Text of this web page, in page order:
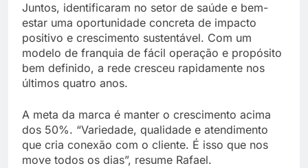
Juntos, identificaram no setor de saúde e bem-
estar uma oportunidade concreta de impacto
positivo e crescimento sustentável. Com um
modelo de franquia de fácil operação e propósito
bem definido, a rede cresceu rapidamente nos
últimos quatro anos.
A meta da marca é manter o crescimento acima
dos 50%. “Variedade, qualidade e atendimento
que cria conexão com o cliente. É isso que nos
move todos os dias”, resume Rafael.